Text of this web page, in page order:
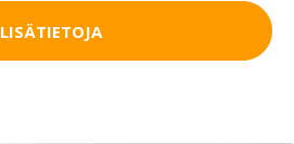
LISÄTIETOJA